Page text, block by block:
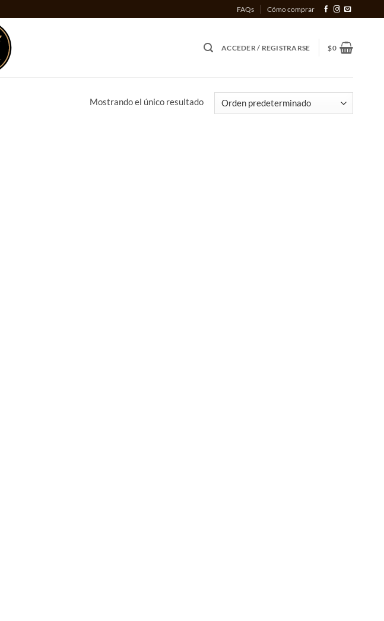
FAQs Cómo comprar
ACCEDER / REGISTRARSE $0
Mostrando el único resultado